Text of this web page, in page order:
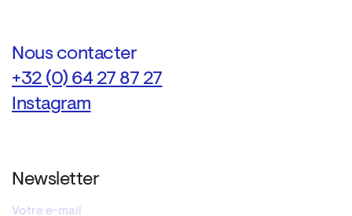
Nous contacter
+32 (0) 64 27 87 27
Instagram
Newsletter